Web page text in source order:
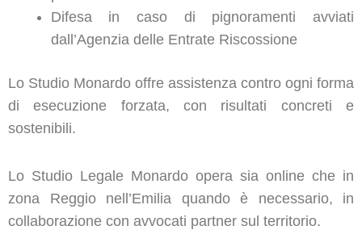
Difesa in caso di pignoramenti avviati
dall’Agenzia delle Entrate Riscossione
Lo Studio Monardo offre assistenza contro ogni forma
di esecuzione forzata, con risultati concreti e
sostenibili.
Lo Studio Legale Monardo opera sia online che in
zona Reggio nell’Emilia quando è necessario, in
collaborazione con avvocati partner sul territorio.